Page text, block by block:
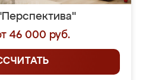
46 000 руб.